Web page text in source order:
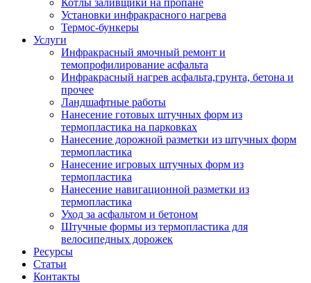
Котлы заливщики на пропане
Установки инфракрасного нагрева
Термос-бункеры
Услуги
Инфракрасный ямочный ремонт и
темопрофилирование асфальта
Инфракрасный нагрев асфальта,грунта, бетона и
прочее
Ландшафтные работы
Нанесение готовых штучных форм из
термопластика на парковках
Нанесение дорожной разметки из штучных форм
термопластика
Нанесение игровых штучных форм из
термопластика
Нанесение навигационной разметки из
термопластика
Уход за асфальтом и бетоном
Штучные формы из термопластика для
велосипедных дорожек
Ресурсы
Статьи
Контакты